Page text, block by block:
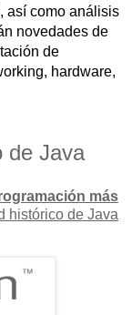
así como análisis
novedades de
de
hardware,
de Java
más
histórico de Java